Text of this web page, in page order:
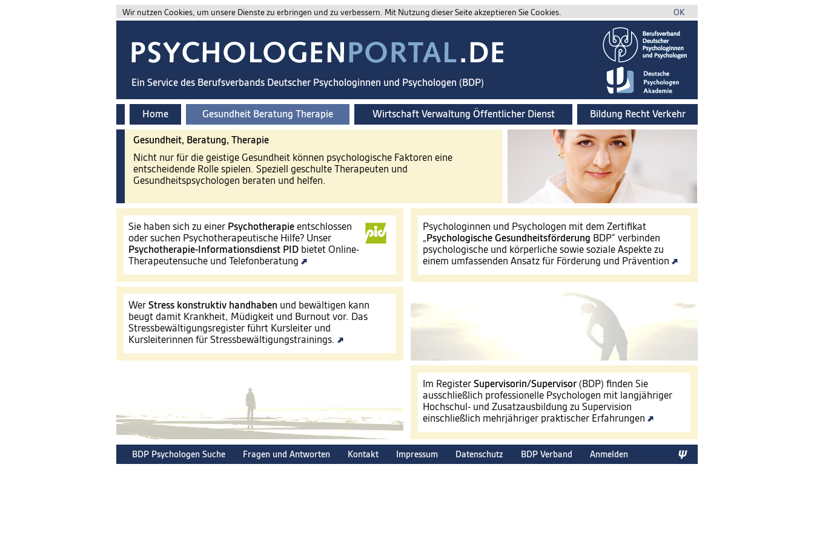
Wir nutzen Cookies, um unsere Dienste zu erbringen und zu verbessern. Mit Nutzung dieser Seite akzeptieren Sie Cookies. OK
Ein Service des Berufsverbands Deutscher Psychologinnen und Psychologen (BDP)
Home Gesundheit Beratung Therapie Wirtschaft Verwaltung Öffentlicher Dienst Bildung Recht Verkehr
Gesundheit, Beratung, Therapie
Nicht nur für die geistige Gesundheit können psychologische Faktoren eine
entscheidende Rolle spielen. Speziell geschulte Therapeuten und
Gesundheitspsychologen beraten und helfen.
Sie haben sich zu einer Psychotherapie entschlossen
oder suchen Psychotherapeutische Hilfe? Unser
Psychotherapie-Informationsdienst PID bietet Online-
Therapeutensuche und Telefonberatung
Psychologinnen und Psychologen mit dem Zertifikat
„Psychologische Gesundheitsförderung BDP“ verbinden
psychologische und körperliche sowie soziale Aspekte zu
einem umfassenden Ansatz für Förderung und Prävention
Wer Stress konstruktiv handhaben und bewältigen kann
beugt damit Krankheit, Müdigkeit und Burnout vor. Das
Stressbewältigungsregister führt Kursleiter und
Kursleiterinnen für Stressbewältigungstrainings.
Im Register Supervisorin/Supervisor (BDP) finden Sie
ausschließlich professionelle Psychologen mit langjähriger
Hochschul- und Zusatzausbildung zu Supervision
einschließlich mehrjähriger praktischer Erfahrungen
BDP Psychologen Suche Fragen und Antworten Kontakt Impressum Datenschutz BDP Verband Anmelden